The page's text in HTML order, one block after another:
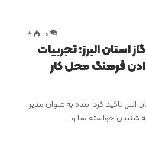
0 ۴
استان البرز: تجربیات
فرهنگ محل کار
تاکید کرد: بنده به عنوان مدیر
شنیدن خواسته ها و…